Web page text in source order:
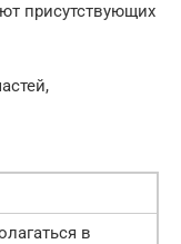
присутствующих
в